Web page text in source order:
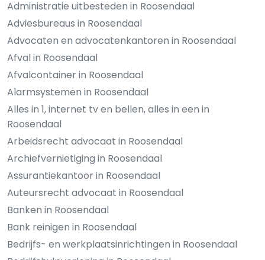
Administratie uitbesteden in Roosendaal
Adviesbureaus in Roosendaal
Advocaten en advocatenkantoren in Roosendaal
Afval in Roosendaal
Afvalcontainer in Roosendaal
Alarmsystemen in Roosendaal
Alles in 1, internet tv en bellen, alles in een in
Roosendaal
Arbeidsrecht advocaat in Roosendaal
Archiefvernietiging in Roosendaal
Assurantiekantoor in Roosendaal
Auteursrecht advocaat in Roosendaal
Banken in Roosendaal
Bank reinigen in Roosendaal
Bedrijfs- en werkplaatsinrichtingen in Roosendaal